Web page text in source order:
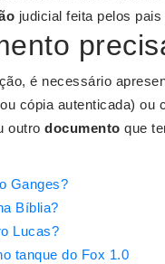
judicial feita pelos
é necessário
cópia autenticada)
outro documento que
Ganges?
Bíblia?
Lucas?
tanque do Fox 1.0